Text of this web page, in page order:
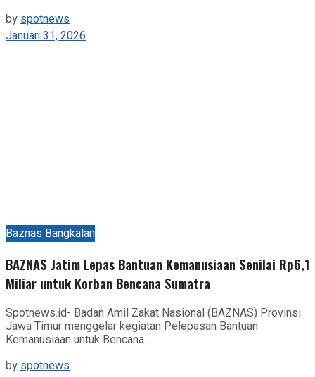
by spotnews
Januari 31, 2026
Baznas Bangkalan
BAZNAS Jatim Lepas Bantuan Kemanusiaan Senilai Rp6,1
Miliar untuk Korban Bencana Sumatra
Spotnews.id- Badan Amil Zakat Nasional (BAZNAS) Provinsi
Jawa Timur menggelar kegiatan Pelepasan Bantuan
Kemanusiaan untuk Bencana...
byspotnews